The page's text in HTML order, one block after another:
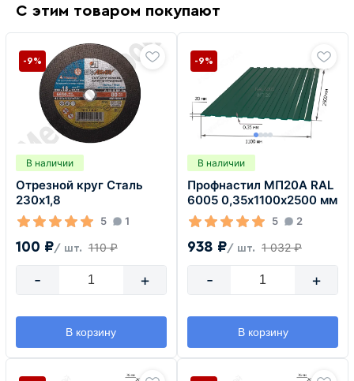
С этим товаром покупают
В наличии
Отрезной круг Сталь
230х1,8
5 1
100 ₽/ шт. 110 ₽
-9%
- +
В корзину
В наличии
Профнастил МП20А RAL
6005 0,35х1100х2500 мм
5 2
938 ₽/ шт. 1 032 ₽
-9%
- +
В корзину